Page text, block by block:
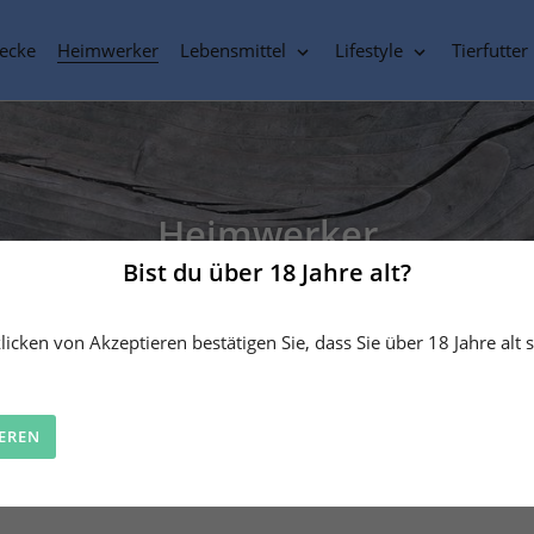
Bist du über 18 Jahre alt?
von Akzeptieren bestätigen Sie, dass Sie über 18 Jahre alt
Heimwerker Lebensmittel Lifestyle Tierfutter
S
a
m
n
Heimwerker
Schrauben und Zubehörteilen präsentieren zu dürfen,